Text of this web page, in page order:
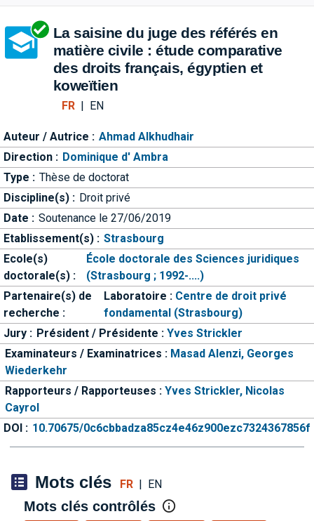
Aller directement à la barre
La saisine du juge des référés en
matière civile : étude comparative
des droits français, égyptien et
koweïtien
FR| EN
Auteur / Autrice : Ahmad Alkhudhair
Direction : Dominique d' Ambra
Type : Thèse de doctorat
Discipline(s) : Droit privé
Date : Soutenance le 27/06/2019
Etablissement(s) : Strasbourg
Ecole(s)
doctorale(s) :
École doctorale des Sciences juridiques
(Strasbourg ; 1992-....)
Partenaire(s) de
recherche :
Laboratoire : Centre de droit privé
fondamental (Strasbourg)
Jury : Président / Présidente : Yves Strickler
Examinateurs / Examinatrices : Masad Alenzi, Georges
Wiederkehr
Rapporteurs / Rapporteuses : Yves Strickler, Nicolas
Cayrol
DOI : 10.70675/0c6cbbadza85cz4e46z900ezc7324367856f
Mots clés FR| EN
Mots clés contrôlés